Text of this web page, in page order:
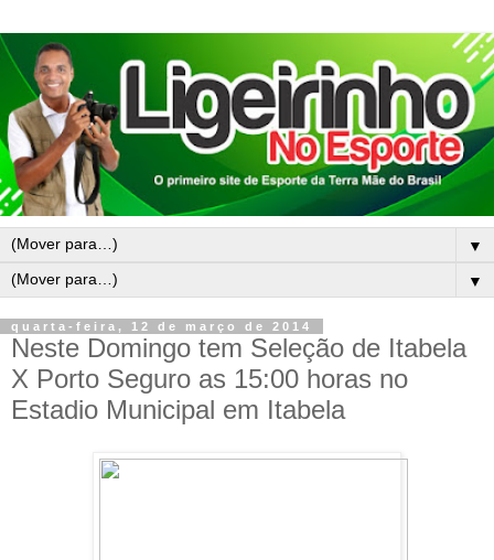
▼
▼
quarta-feira, 12 de março de 2014
Neste Domingo tem Seleção de Itabela
X Porto Seguro as 15:00 horas no
Estadio Municipal em Itabela